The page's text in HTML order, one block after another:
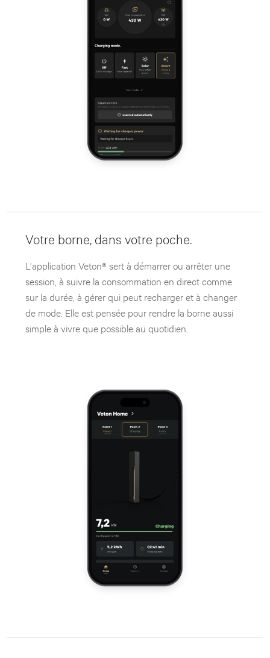
Votre borne, dans votre poche.
L’application Veton® sert à démarrer ou arrêter une
session, à suivre la consommation en direct comme
sur la durée, à gérer qui peut recharger et à changer
de mode. Elle est pensée pour rendre la borne aussi
simple à vivre que possible au quotidien.